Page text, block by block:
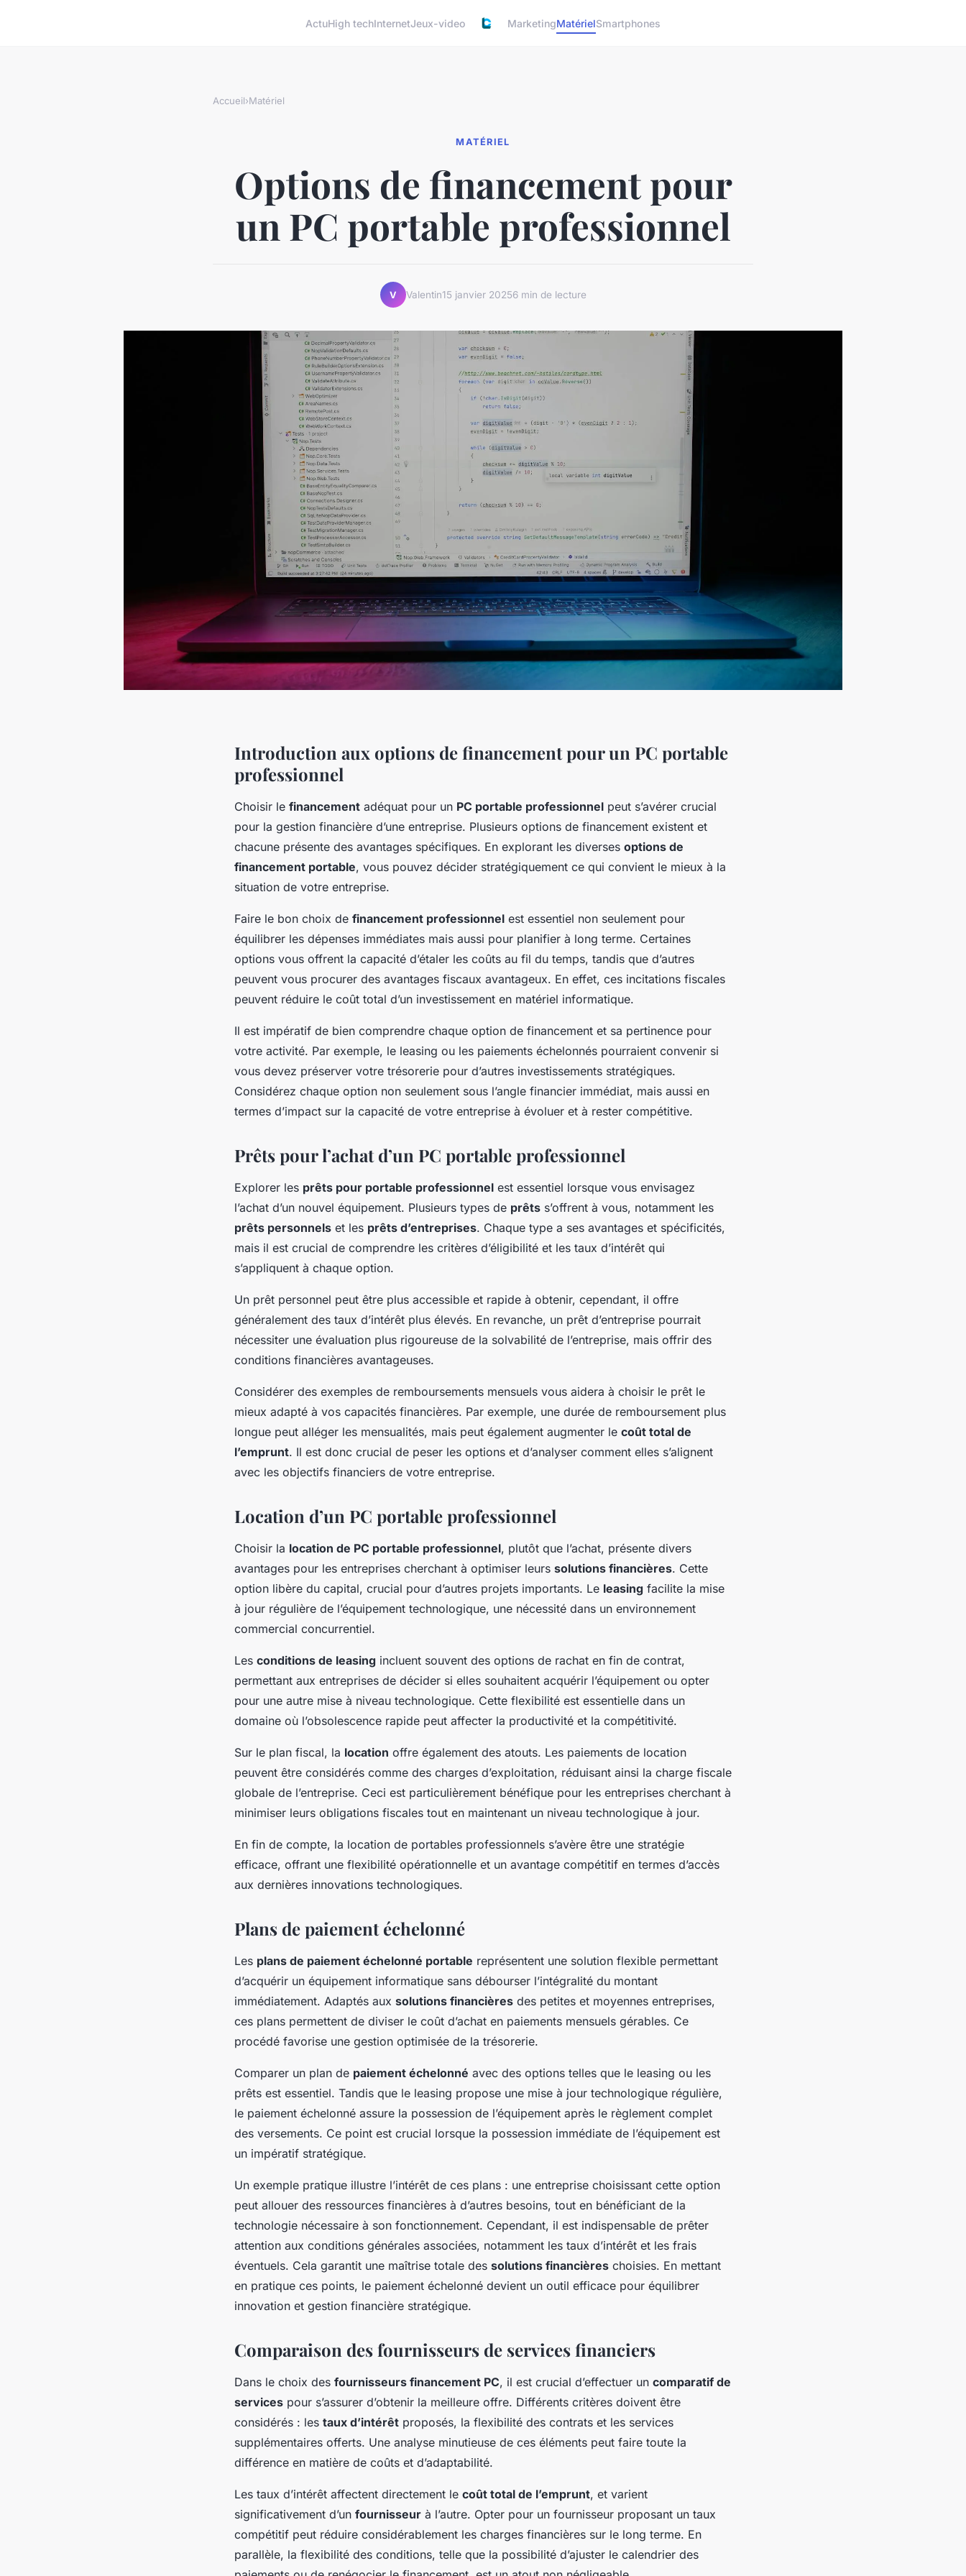
ActuHigh techInternetJeux-video MarketingMatérielSmartphones
Accueil›Matériel
MATÉRIEL
Options de financement pour
un PC portable professionnel
V Valentin15 janvier 20256 min de lecture
Introduction aux options de financement pour un PC portable
professionnel
Choisir le financement adéquat pour un PC portable professionnel peut s’avérer crucial
pour la gestion financière d’une entreprise. Plusieurs options de financement existent et
chacune présente des avantages spécifiques. En explorant les diverses options de
financement portable, vous pouvez décider stratégiquement ce qui convient le mieux à la
situation de votre entreprise.
Faire le bon choix de financement professionnel est essentiel non seulement pour
équilibrer les dépenses immédiates mais aussi pour planifier à long terme. Certaines
options vous offrent la capacité d’étaler les coûts au fil du temps, tandis que d’autres
peuvent vous procurer des avantages fiscaux avantageux. En effet, ces incitations fiscales
peuvent réduire le coût total d’un investissement en matériel informatique.
Il est impératif de bien comprendre chaque option de financement et sa pertinence pour
votre activité. Par exemple, le leasing ou les paiements échelonnés pourraient convenir si
vous devez préserver votre trésorerie pour d’autres investissements stratégiques.
Considérez chaque option non seulement sous l’angle financier immédiat, mais aussi en
termes d’impact sur la capacité de votre entreprise à évoluer et à rester compétitive.
Prêts pour l’achat d’un PC portable professionnel
Explorer les prêts pour portable professionnel est essentiel lorsque vous envisagez
l’achat d’un nouvel équipement. Plusieurs types de prêts s’offrent à vous, notamment les
prêts personnels et les prêts d’entreprises. Chaque type a ses avantages et spécificités,
mais il est crucial de comprendre les critères d’éligibilité et les taux d’intérêt qui
s’appliquent à chaque option.
Un prêt personnel peut être plus accessible et rapide à obtenir, cependant, il offre
généralement des taux d’intérêt plus élevés. En revanche, un prêt d’entreprise pourrait
nécessiter une évaluation plus rigoureuse de la solvabilité de l’entreprise, mais offrir des
conditions financières avantageuses.
Considérer des exemples de remboursements mensuels vous aidera à choisir le prêt le
mieux adapté à vos capacités financières. Par exemple, une durée de remboursement plus
longue peut alléger les mensualités, mais peut également augmenter le coût total de
l’emprunt. Il est donc crucial de peser les options et d’analyser comment elles s’alignent
avec les objectifs financiers de votre entreprise.
Location d’un PC portable professionnel
Choisir la location de PC portable professionnel, plutôt que l’achat, présente divers
avantages pour les entreprises cherchant à optimiser leurs solutions financières. Cette
option libère du capital, crucial pour d’autres projets importants. Le leasing facilite la mise
à jour régulière de l’équipement technologique, une nécessité dans un environnement
commercial concurrentiel.
Les conditions de leasing incluent souvent des options de rachat en fin de contrat,
permettant aux entreprises de décider si elles souhaitent acquérir l’équipement ou opter
pour une autre mise à niveau technologique. Cette flexibilité est essentielle dans un
domaine où l’obsolescence rapide peut affecter la productivité et la compétitivité.
Sur le plan fiscal, la location offre également des atouts. Les paiements de location
peuvent être considérés comme des charges d’exploitation, réduisant ainsi la charge fiscale
globale de l’entreprise. Ceci est particulièrement bénéfique pour les entreprises cherchant à
minimiser leurs obligations fiscales tout en maintenant un niveau technologique à jour.
En fin de compte, la location de portables professionnels s’avère être une stratégie
efficace, offrant une flexibilité opérationnelle et un avantage compétitif en termes d’accès
aux dernières innovations technologiques.
Plans de paiement échelonné
Les plans de paiement échelonné portable représentent une solution flexible permettant
d’acquérir un équipement informatique sans débourser l’intégralité du montant
immédiatement. Adaptés aux solutions financières des petites et moyennes entreprises,
ces plans permettent de diviser le coût d’achat en paiements mensuels gérables. Ce
procédé favorise une gestion optimisée de la trésorerie.
Comparer un plan de paiement échelonné avec des options telles que le leasing ou les
prêts est essentiel. Tandis que le leasing propose une mise à jour technologique régulière,
le paiement échelonné assure la possession de l’équipement après le règlement complet
des versements. Ce point est crucial lorsque la possession immédiate de l’équipement est
un impératif stratégique.
Un exemple pratique illustre l’intérêt de ces plans : une entreprise choisissant cette option
peut allouer des ressources financières à d’autres besoins, tout en bénéficiant de la
technologie nécessaire à son fonctionnement. Cependant, il est indispensable de prêter
attention aux conditions générales associées, notamment les taux d’intérêt et les frais
éventuels. Cela garantit une maîtrise totale des solutions financières choisies. En mettant
en pratique ces points, le paiement échelonné devient un outil efficace pour équilibrer
innovation et gestion financière stratégique.
Comparaison des fournisseurs de services financiers
Dans le choix des fournisseurs financement PC, il est crucial d’effectuer un comparatif de
services pour s’assurer d’obtenir la meilleure offre. Différents critères doivent être
considérés : les taux d’intérêt proposés, la flexibilité des contrats et les services
supplémentaires offerts. Une analyse minutieuse de ces éléments peut faire toute la
différence en matière de coûts et d’adaptabilité.
Les taux d’intérêt affectent directement le coût total de l’emprunt, et varient
significativement d’un fournisseur à l’autre. Opter pour un fournisseur proposant un taux
compétitif peut réduire considérablement les charges financières sur le long terme. En
parallèle, la flexibilité des conditions, telle que la possibilité d’ajuster le calendrier des